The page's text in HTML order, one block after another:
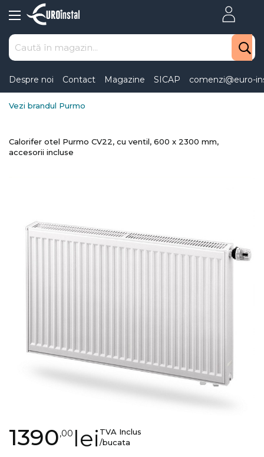
to
Content
Despre noi Contact Magazine SICAP comenzi@euro-
Vezi brandul Purmo
Calorifer otel Purmo CV22, cu ventil, 600 x 2300 mm,
accesorii incluse
Skip
1390,00 leiTVA Inclus
/bucata